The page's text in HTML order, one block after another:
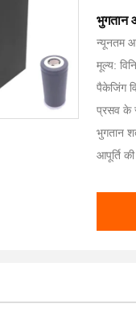
भुगतान
न्यूनतम
मूल्य:
पैकेजिंग
प्रसव के
भुगतान
आपूर्ति